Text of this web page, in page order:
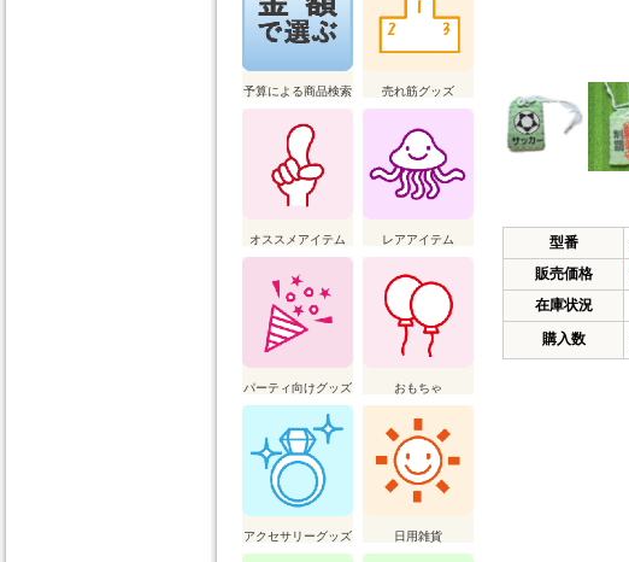
予算による商品検索 売れ筋グッズ
オススメアイテム レアアイテム
パーティ向けグッズ おもちゃ
アクセサリーグッズ 日用雑貨
型番
販売価格
在庫状況
購入数